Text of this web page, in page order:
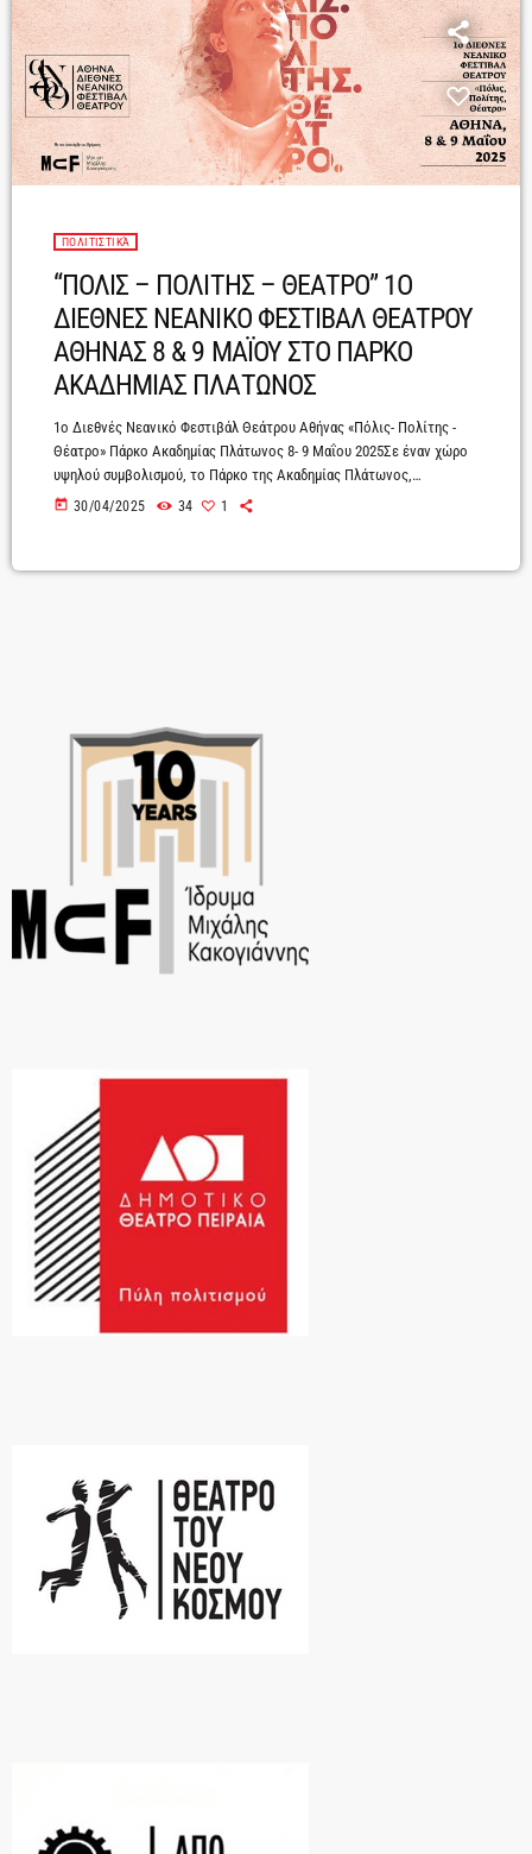
ΠΟΛΙΤΙΣΤΙΚΆ
“ΠΟΛΙΣ – ΠΟΛΙΤΗΣ – ΘΕΑΤΡΟ” 1O
ΔΙΕΘΝΕΣ ΝΕΑΝΙΚΟ ΦΕΣΤΙΒΑΛ ΘΕΑΤΡΟΥ
ΑΘΗΝΑΣ 8 & 9 ΜΑΪΟΥ ΣΤΟ ΠΑΡΚΟ
ΑΚΑΔΗΜΙΑΣ ΠΛΑΤΩΝΟΣ
1ο Διεθνές Νεανικό Φεστιβάλ Θεάτρου Αθήνας «Πόλις- Πολίτης -
Θέατρο» Πάρκο Ακαδημίας Πλάτωνος 8- 9 Μαΐου 2025Σε έναν χώρο
υψηλού συμβολισμού, το Πάρκο της Ακαδημίας Πλάτωνος,
πραγματοποιείται για πρώτη φορά το Διεθνές Νεανικό Φεστιβάλ
Αθήνας Α.Ε, στο πλαίσιο του Φεστιβάλ του Δήμου Αθηναίων, με την
today 30/04/2025 34 1